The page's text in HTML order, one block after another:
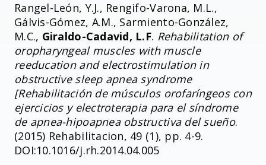
Rangel-León, Y.J., Rengifo-Varona, M.L.,
Gálvis-Gómez, A.M., Sarmiento-González,
M.C., Giraldo-Cadavid, L.F. Rehabilitation of
oropharyngeal muscles with muscle
reeducation and electrostimulation in
obstructive sleep apnea syndrome
[Rehabilitación de músculos orofaríngeos con
ejercicios y electroterapia para el síndrome
de apnea-hipoapnea obstructiva del sueño.
(2015) Rehabilitacion, 49 (1), pp. 4-9.
DOI:10.1016/j.rh.2014.04.005